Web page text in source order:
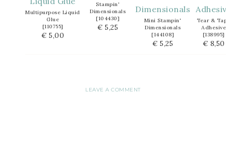
Multipurpose Liquid
Glue
[110755]
€ 5,00
Stampin'
Dimensionals
[104430]
€ 5,25
Mini Stampin'
Dimensionals
[144108]
€ 5,25
Tear &
Adhesive
[138995]
€ 8,50
LEAVE A COMMENT